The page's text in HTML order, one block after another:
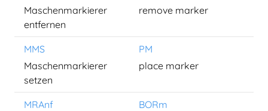
Maschenmarkierer
entfernen
remove marker
MMS
PM
Maschenmarkierer
setzen
place marker
MRAnf
BORm